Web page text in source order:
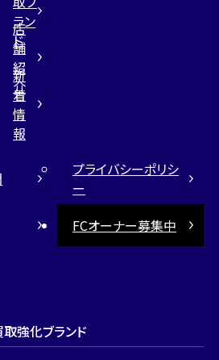
ラン
ド
店
舗
紹
介
新
着
情
報
プライバシーポリシ
ー
FCオーナー募集中
取強化ブランド